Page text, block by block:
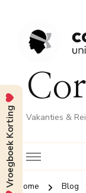
Vakanties &
Home Blog
Vroegboek Korting